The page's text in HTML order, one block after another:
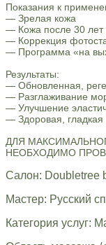
Показания к
— Зрелая кожа
— Кожа после 30 лет
— Коррекция
— Программа «на
Результаты:
— Обновленная,
— Разглаживание
— Улучшение
— Здоровая,
ДЛЯ
НЕОБХОДИМО
Салон: Doubletree
Мастер: Русский
Категория услуг: